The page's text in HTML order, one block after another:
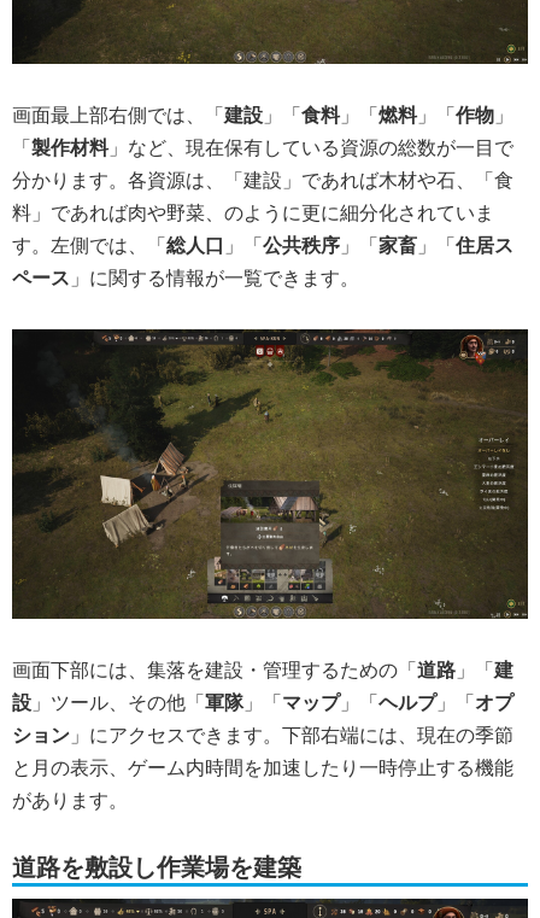
画面最上部右側では、「建設 」「食料」「燃料」「作物 」
「製作材料」など、現在保有している資源の総数が一目で
分かります。各資源は、「建設」であれば木材や石、「食
料」であれば肉や野菜、のように更に細分化されていま
す。左側では、「総人口 」「公共秩序 」「家畜 」「住居ス
ペース 」に関する情報が一覧できます。
画面下部には、集落を建設・管理するための「道路 」「建
設 」ツール、その他「軍隊」「マップ」「ヘルプ」「オプ
ション 」にアクセスできます。下部右端には、現在の季節
と月の表示、ゲーム内時間を加速したり一時停止する機能
があります。
道路を敷設し作業場を建築